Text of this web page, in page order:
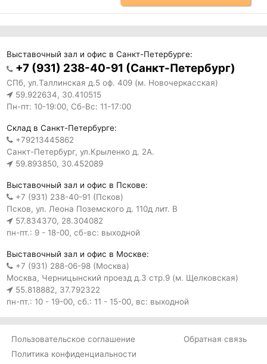
Выставочный зал и офис в Санкт-Петербурге:
+7 (931) 238-40-91 (Санкт-Петербург)
СПб, ул.Таллинская д.5 оф. 409 (м. Новочеркасская)
59.922634, 30.410515
Пн-пт: 10-19:00, Сб-Вс: 11-17:00
Склад в Санкт-Петербурге:
+79213445862
Санкт-Петербург, ул.Крыленко д. 2А.
59.893850, 30.452089
Выставочный зал и офис в Пскове:
+7 (931) 238-40-91 (Псков)
Псков, ул. Леона Поземского д. 110д лит. В
57.834370, 28.304082
пн-пт.: 9 - 18-00, сб-вс: выходной
Выставочный зал и офис в Москве:
+7 (931) 288-06-98 (Москва)
Москва, Черницынский проезд д.3 стр.9 (м. Щелковская)
55.818882, 37.792322
пн-пт.: 10 - 19-00, сб.: 11 - 15-00, вс: выходной
Пользовательское соглашение
Политика конфиденциальности
Обратная связь